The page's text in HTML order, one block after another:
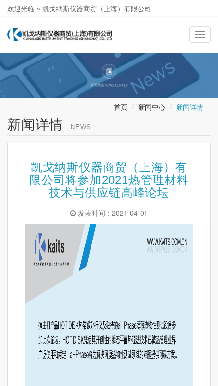
欢迎光临 ~ 凯戈纳斯仪器商贸（上海）有限公司
导
航
切
首页 新闻中心 新闻详情
新闻详情 NEWS
凯戈纳斯仪器商贸（上海）有
限公司将参加2021热管理材料
技术与供应链高峰论坛
发表时间：2021-04-01